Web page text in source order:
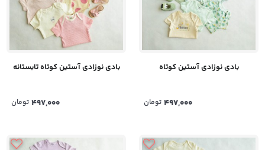
بادی نوزادی آستین کوتاه
497,000 تومان
بادی نوزادی آستین کوتاه تابستانه
497,000 تومان